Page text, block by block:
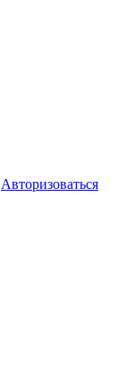
Авторизоваться